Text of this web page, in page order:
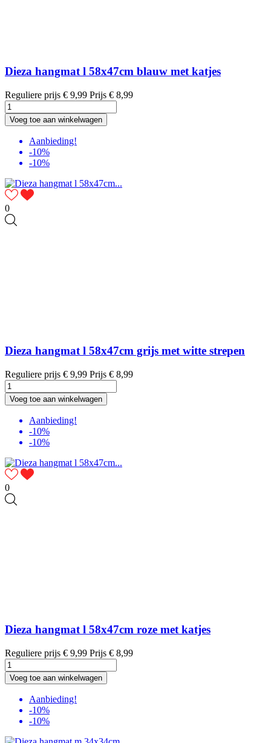
Dieza hangmat l 58x47cm blauw met katjes
Reguliere prijs € 9,99 Prijs € 8,99
Voeg toe aan winkelwagen
Aanbieding!
-10%
-10%
0
Dieza hangmat l 58x47cm grijs met witte strepen
Reguliere prijs € 9,99 Prijs € 8,99
Voeg toe aan winkelwagen
Aanbieding!
-10%
-10%
0
Dieza hangmat l 58x47cm roze met katjes
Reguliere prijs € 9,99 Prijs € 8,99
Voeg toe aan winkelwagen
Aanbieding!
-10%
-10%